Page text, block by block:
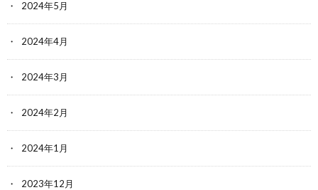
2024年5月
2024年4月
2024年3月
2024年2月
2024年1月
2023年12月